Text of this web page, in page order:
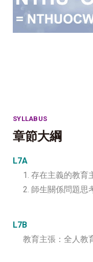
SYLLABUS
章節大綱
L7A
1. 存在主義的教育
2. 師生關係問題思
L7B
教育主張：全人教